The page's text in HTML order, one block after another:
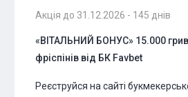
Акція до 31.12.2026 - 145 днів
«ВІТАЛЬНИЙ БОНУС» 15.000
фріспінів від БК Favbet
Реєструйся на сайті